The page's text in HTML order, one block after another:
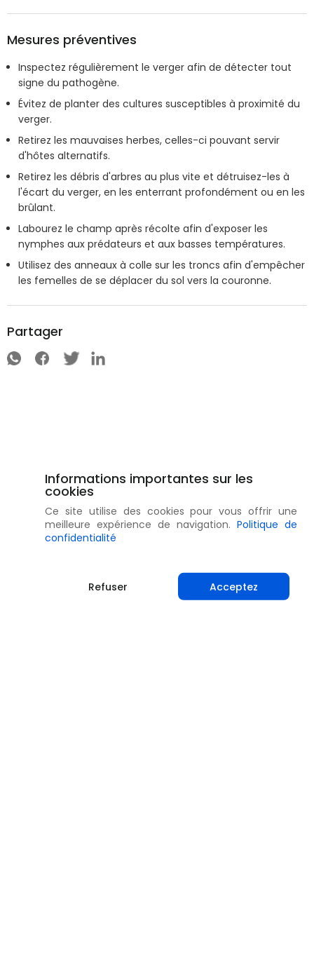
Mesures préventives
Inspectez régulièrement le verger afin de détecter tout
signe du pathogène.
Évitez de planter des cultures susceptibles à proximité du
verger.
Retirez les mauvaises herbes, celles-ci pouvant servir
d'hôtes alternatifs.
Retirez les débris d'arbres au plus vite et détruisez-les à
l'écart du verger, en les enterrant profondément ou en les
brûlant.
Labourez le champ après récolte afin d'exposer les
nymphes aux prédateurs et aux basses températures.
Utilisez des anneaux à colle sur les troncs afin d'empêcher
les femelles de se déplacer du sol vers la couronne.
Partager
Informations importantes sur les
cookies
Ce site utilise des cookies pour vous offrir une
meilleure expérience de navigation. Politique de
confidentialité
Refuser Acceptez